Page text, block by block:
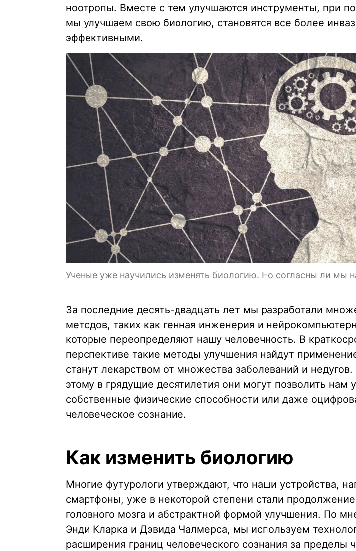
ноотропы. Вместе с тем улучшаются инструменты, при
мы улучшаем свою биологию, становятся все более
эффективными.
Ученые уже научились изменять биологию. Но согласны ли мы
За последние десять-двадцать лет мы разработали
методов, таких как генная инженерия и
которые переопределяют нашу человечность. В
перспективе такие методы улучшения найдут
станут лекарством от множества заболеваний и
этому в грядущие десятилетия они могут позволить нам
собственные физические способности или даже
человеческое сознание.
Как изменить биологию
Многие футурологи утверждают, что наши устройства,
смартфоны, уже в некоторой степени стали
головного мозга и абстрактной формой улучшения. По
Энди Кларка и Дэвида Чалмерса, мы используем
расширения границ человеческого сознания за пределы